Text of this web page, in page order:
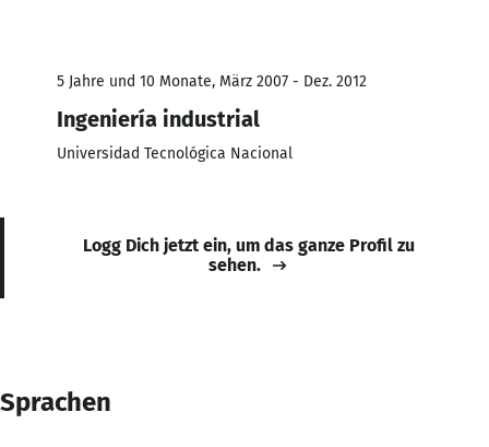
5 Jahre und 10 Monate, März 2007 - Dez. 2012
Ingeniería industrial
Universidad Tecnológica Nacional
Logg Dich jetzt ein, um das ganze Profil zu
sehen.
Sprachen